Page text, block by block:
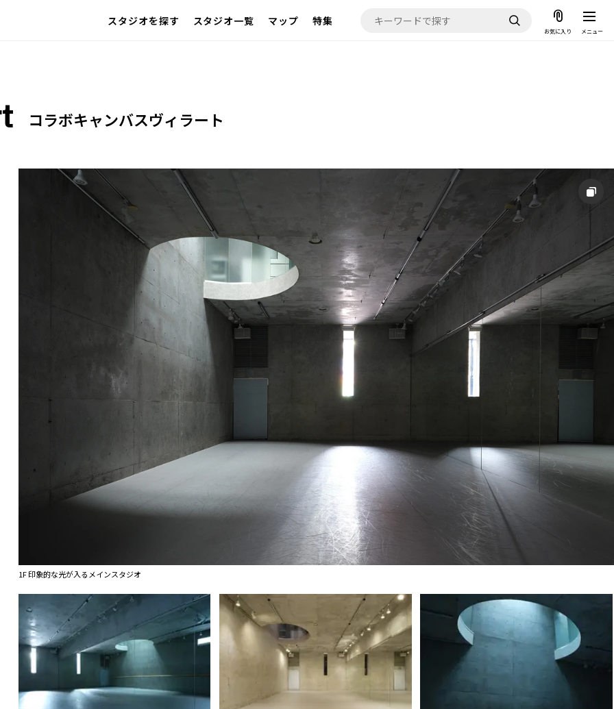
スタジオを探す
LOCATION
カフェやオフィスなどロケシーンも
すべての選択肢からスタジオを探す
スタジオ一覧 マップ 特集
お気に入り メニュー
コラボキャンバスヴィラート
1F 印象的な光が入るメインスタジオ